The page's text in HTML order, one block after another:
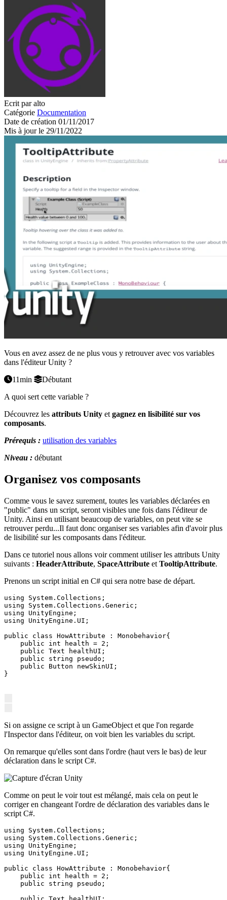
Ecrit par alto
Catégorie Documentation
Date de création 01/11/2017
Mis à jour le 29/11/2022
Vous en avez assez de ne plus vous y retrouver avec vos variables
dans l'éditeur Unity ?
11min
Débutant
A quoi sert cette variable ?
Découvrez les attributs Unity et gagnez en lisibilité sur vos
composants.
Prérequis : utilisation des variables
Niveau : débutant
Organisez vos composants
Comme vous le savez surement, toutes les variables déclarées en
"public" dans un script, seront visibles une fois dans l'éditeur de
Unity. Ainsi en utilisant beaucoup de variables, on peut vite se
retrouver perdu...Il faut donc organiser ses variables afin d'avoir plus
de lisibilité sur les composants dans l'éditeur.
Dans ce tutoriel nous allons voir comment utiliser les attributs Unity
suivants : HeaderAttribute, SpaceAttribute et TooltipAttribute.
Prenons un script initial en C# qui sera notre base de départ.
using System.Collections;
using System.Collections.Generic;
using UnityEngine;
using UnityEngine.UI;
public class HowAttribute : Monobehavior{
    public int health = 2;
    public Text healthUI;
    public string pseudo;
    public Button newSkinUI;
}
Si on assigne ce script à un GameObject et que l'on regarde
l'Inspector dans l'éditeur, on voit bien les variables du script.
On remarque qu'elles sont dans l'ordre (haut vers le bas) de leur
déclaration dans le script C#.
Comme on peut le voir tout est mélangé, mais cela on peut le
corriger en changeant l'ordre de déclaration des variables dans le
script C#.
using System.Collections;
using System.Collections.Generic;
using UnityEngine;
using UnityEngine.UI;
public class HowAttribute : Monobehavior{
    public int health = 2;
    public string pseudo;